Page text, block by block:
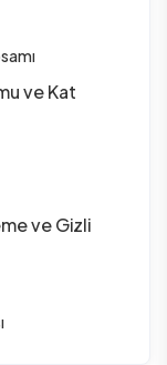
ve Kat
ve Gizli